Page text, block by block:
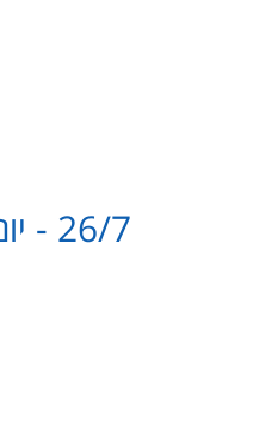
26/7 - יום א' - מסלוניקי לצומרקה